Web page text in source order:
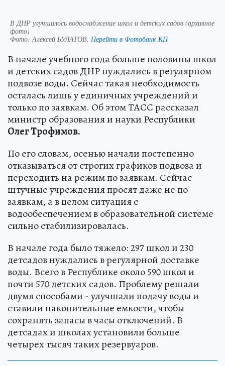
В ДНР улучшилось водоснабжение школ и детских садов (архивное
фото)
Фото: Алексей БУЛАТОВ. Перейти в Фотобанк КП
В начале учебного года больше половины школ
и детских садов ДНР нуждались в регулярном
подвозе воды. Сейчас такая необходимость
осталась лишь у единичных учреждений и
только по заявкам. Об этом ТАСС рассказал
министр образования и науки Республики
Олег Трофимов.
По его словам, осенью начали постепенно
отказываться от строгих графиков подвоза и
переходить на режим по заявкам. Сейчас
штучные учреждения просят даже не по
заявкам, а в целом ситуация с
водообеспечением в образовательной системе
сильно стабилизировалась.
В начале года было тяжело: 297 школ и 230
детсадов нуждались в регулярной доставке
воды. Всего в Республике около 590 школ и
почти 570 детских садов. Проблему решали
двумя способами - улучшали подачу воды и
ставили накопительные емкости, чтобы
сохранять запасы в часы отключений. В
детсадах и школах установили больше
четырех тысяч таких резервуаров.